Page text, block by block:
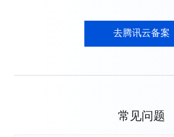
去腾讯云备案
常见问题